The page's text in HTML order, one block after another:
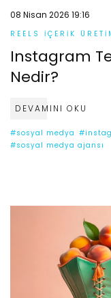
08 Nisan 2026 19:16
REELS İÇERIK
Instagram
Nedir?
DEVAMINI OKU
#sosyal medya
#sosyal medya ajansı